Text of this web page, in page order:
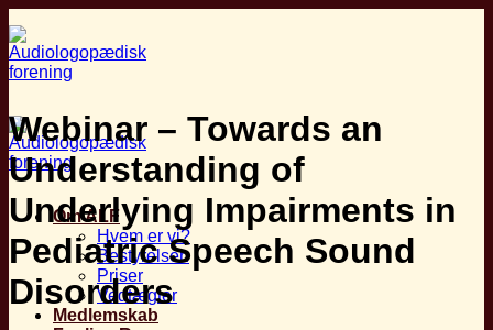
til
indhold
Om ALF
Hvem er vi?
Bestyrelsen
Priser
Vedtægter
Medlemskab
Webinar – Towards an
Understanding of
Underlying Impairments in
Pediatric Speech Sound
Disorders